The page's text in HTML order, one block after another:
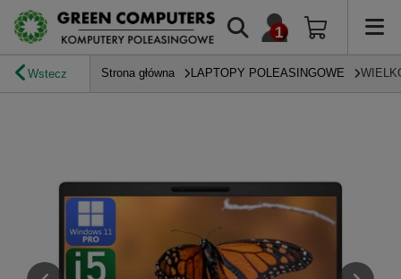
Wstecz Strona główna LAPTOPY POLEASINGOWE